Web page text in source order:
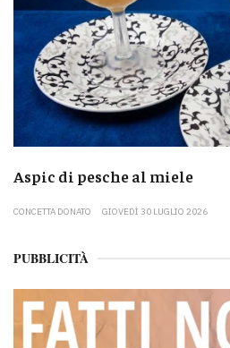
Aspic di pesche al miele
CONCETTA DONATO GIOVEDÌ 30 LUGLIO 2026
PUBBLICITÀ